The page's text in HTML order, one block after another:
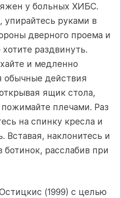
у больных ХИБС.
руками в
дверного проема и
раздвинуть.
и медленно
обычные действия
ящик стола,
плечами. Раз
на спинку кресла и
Вставая, наклонитесь и
ботинок, расслабив при
(1999) с целью